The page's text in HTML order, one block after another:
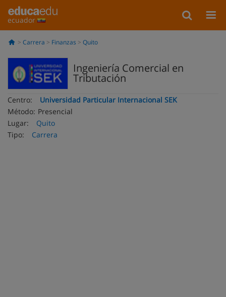
ecuador
Carrera Finanzas Quito
Ingeniería Comercial en
Tributación
Centro:
Universidad Particular Internacional SEK
Método: Presencial
Lugar:
Quito
Tipo:
Carrera